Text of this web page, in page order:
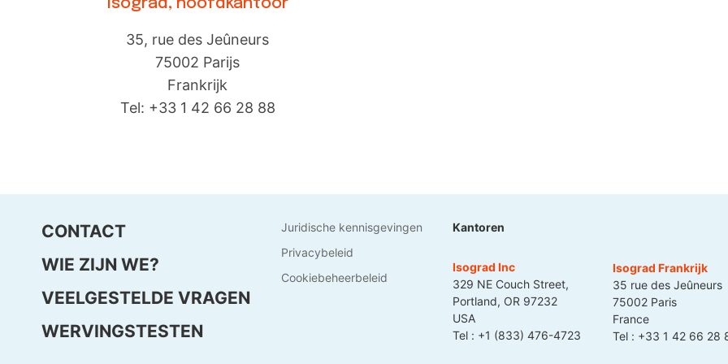
Isograd, hoofdkantoor
35, rue des Jeûneurs
75002 Parijs
Frankrijk
Tel: +33 1 42 66 28 88
CONTACT
WIE ZIJN WE?
VEELGESTELDE VRAGEN
WERVINGSTESTEN
Juridische kennisgevingen
Privacybeleid
Cookiebeheerbeleid
Kantoren
Isograd Inc
329 NE Couch Street,
Portland, OR 97232
USA
Tel : +1 (833) 476-4723
Isograd Frankrijk
35 rue des Jeûneurs
75002 Paris
France
Tel : +33 1 42 66 28